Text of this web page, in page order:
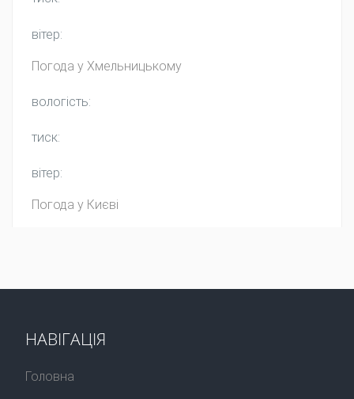
вітер:
Погода у Хмельницькому
вологість:
тиск:
вітер:
Погода у Києві
НАВІГАЦІЯ
Головна